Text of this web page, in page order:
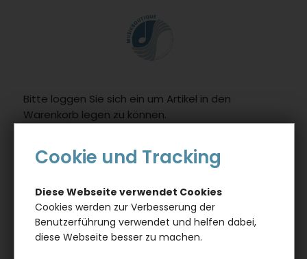
Bitte loggen Sie sich ein um Artikel in den
Warenkorb legen zu können.
BABYBODY
SOPRAN, FÜR DEN MUSIKERNACHWUCHS
Cookie und Tracking
Diese Webseite verwendet Cookies
Cookies werden zur Verbesserung der
Benutzerführung verwendet und helfen dabei,
diese Webseite besser zu machen.